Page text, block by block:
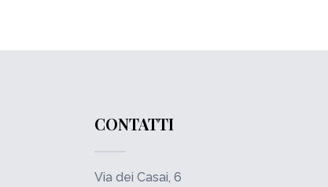
CONTATTI
Via dei Casai, 6